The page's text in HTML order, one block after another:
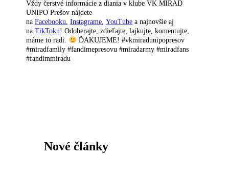
Vždy čerstvé informácie z diania v klube VK MIRAD
UNIPO Prešov nájdete
naFacebooku,Instagrame,YouTube a najnovšie aj
naTikToku! Odoberajte, zdieľajte, lajkujte, komentujte,
máme to radi.
ĎAKUJEME! #vkmiradunipopresov
#miradfamily #fandimepresovu #miradarmy #miradfans
#fandimmiradu
Nové články